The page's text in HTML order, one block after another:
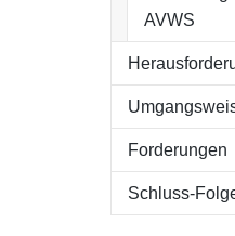
AVWS
Forderungen
Schluss-